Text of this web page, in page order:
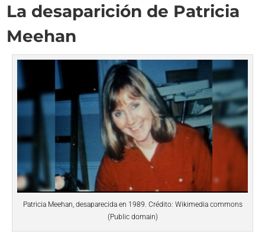
La desaparición de Patricia
Meehan
Patricia Meehan, desaparecida en 1989. Crédito: Wikimedia commons
(Public domain)